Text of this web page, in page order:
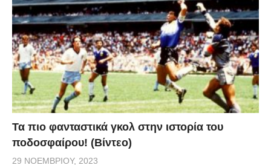
Τα πιο φανταστικά γκολ στην ιστορία του
ποδοσφαίρου! (Βίντεο)
29 ΝΟΕΜΒΡΊΟΥ, 2023